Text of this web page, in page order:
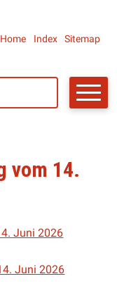
Home Index Sitemap
Suche
vom 14.
Juni 2026
Juni 2026